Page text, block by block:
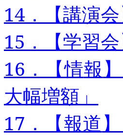
14 ．【講演
15 ．【学習
16 ．【情報
大幅増額」
17 ．【報道